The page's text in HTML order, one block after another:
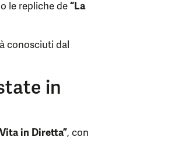
le repliche de“La
conosciuti dal
in
in Diretta”, con